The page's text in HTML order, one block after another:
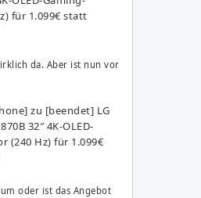
für 1.099€ statt
da. Aber ist nun vor
zu [beendet] LG
32″ 4K-OLED-
(240 Hz) für 1.099€
oder ist das Angebot